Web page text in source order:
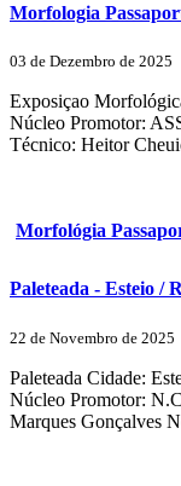
Morfologia
03 de Dezembro de 2025
Exposiçao
Núcleo Promotor:
Técnico: Heitor
Morfológia
Paleteada - Esteio /
22 de Novembro de 2025
Paleteada Cidade:
Núcleo Promotor:
Marques Gonçalves